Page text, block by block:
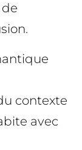
contexte
avec